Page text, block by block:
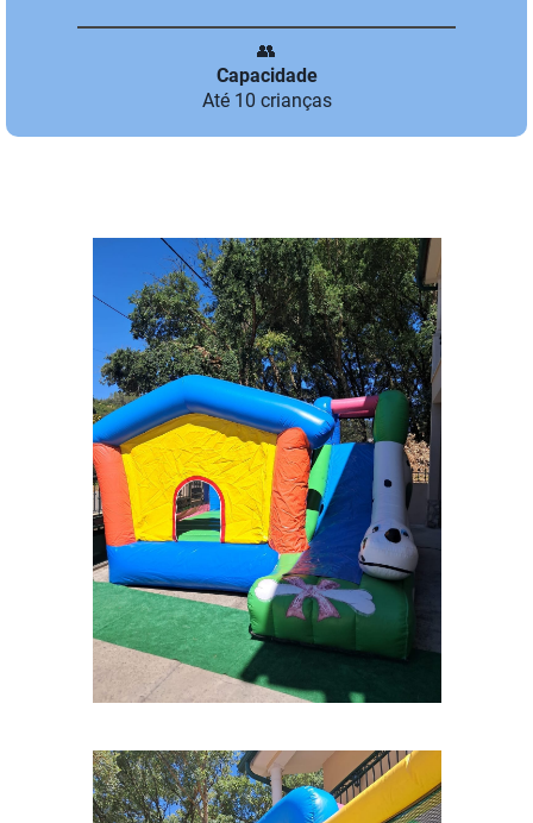
👥
Capacidade
Até 10 crianças